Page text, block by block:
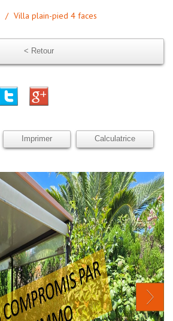
Villa plain-pied 4 faces
< Retour
Imprimer Calculatrice